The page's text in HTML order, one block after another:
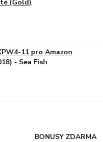
(Gold)
11 pro Amazon
- Sea Fish
BONUSY ZDARMA